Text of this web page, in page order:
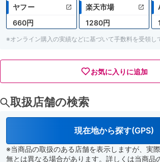
ヤフー
660円
楽天市場
1280円
※オンライン購入の実績などに基づいて手数料を受領し
お気に入りに追加
取扱店舗の検索
現在地から探す(GPS)
※当商品の取扱のある店舗を表示しますが、実
無とは異なる場合があります。詳しくは当商品